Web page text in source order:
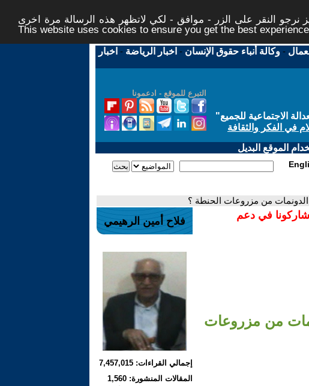
نرجو النقر على الزر - موافق - لكي لاتظهر هذه الرسالة مرة اخرى -
This website uses cookies to ensure you get the best
-وكالة أنباء حقوق الإنسان - اخبار الرياضة - اخبار
التبرع للموقع - ادعمونا
الاجتماعية للجميع"
في الفكر والثقافة
الموقع البديل
من مزروعات الحنطة ؟
في دعم
من مزروعات
فلاح أمين الرهيمي
إجمالي القراءات: 7,457,015
المقالات المنشورة: 1,560